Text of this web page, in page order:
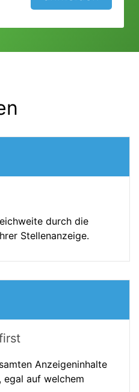
durch die
Stellenanzeige.
Anzeigeninhalte
auf welchem